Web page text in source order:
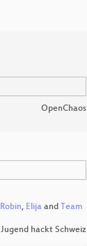
OpenChaos
Robin, Elija and Team
Jugend hackt Schweiz